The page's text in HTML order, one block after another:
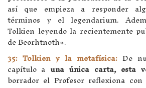
así que empieza a responder
términos y el legendarium.
Tolkien leyendo la recientemente
de Beorhtnoth».
35: Tolkien y la metafísica: De
capítulo a una única carta, esta
borrador el Profesor reflexiona